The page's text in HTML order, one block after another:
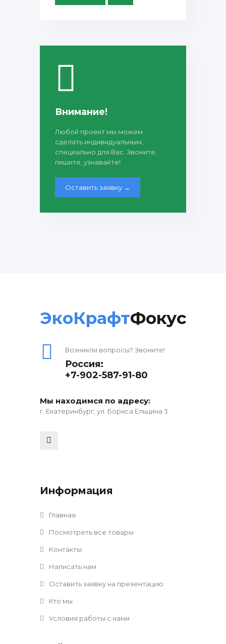
Внимание!
Любой проект мы можем
сделать индивидуальным,
специально для Вас. Звоните,
пишите, узнавайте!
Оставить заявку →
ЭкоКрафтФокус
Возникли вопросы? Звоните!
Россия:
+7-902-587-91-80
Мы находимся по адресу:
г. Екатеринбург, ул. Бориса Ельцина 3.
Информация
Главная
Посмотреть все товары
Контакты
Написать нам
Оставить заявку на презентацию
Кто мы
Условия работы с нами